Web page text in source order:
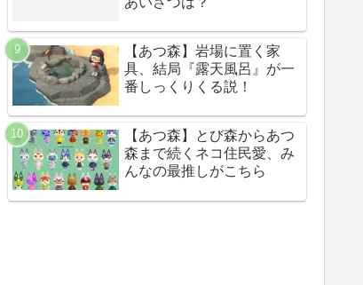
【あつ森】岩場に置く家
具、結局『露天風呂』が一
番しっくりくる説！
【あつ森】とび森からあつ
森まで続くネコ住民愛、み
んなの最推しがこちら